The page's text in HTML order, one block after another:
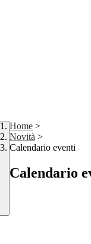
Home >
Novità >
Calendario eventi
Calendario